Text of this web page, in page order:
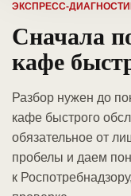
ЭКСПРЕСС-
Сначала
кафе
Разбор нужен до
кафе быстрого
обязательное от
пробелы и даем
к